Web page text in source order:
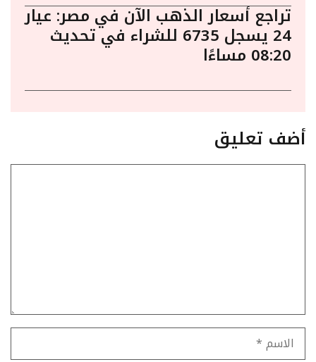
تراجع أسعار الذهب الآن في مصر: عيار
24 يسجل 6735 للشراء في تحديث
08:20 مساءًا
أضف تعليق
الاسم